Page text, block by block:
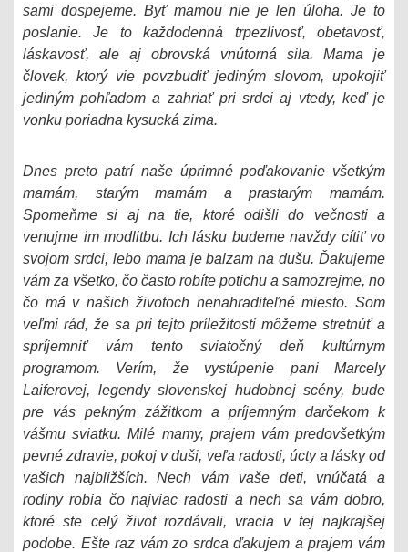
sami dospejeme. Byť mamou nie je len úloha. Je to
poslanie. Je to každodenná trpezlivosť, obetavosť,
láskavosť, ale aj obrovská vnútorná sila. Mama je
človek, ktorý vie povzbudiť jediným slovom, upokojiť
jediným pohľadom a zahriať pri srdci aj vtedy, keď je
vonku poriadna kysucká zima.
Dnes preto patrí naše úprimné poďakovanie všetkým
mamám, starým mamám a prastarým mamám.
Spomeňme si aj na tie, ktoré odišli do večnosti a
venujme im modlitbu. Ich lásku budeme navždy cítiť vo
svojom srdci, lebo mama je balzam na dušu. Ďakujeme
vám za všetko, čo často robíte potichu a samozrejme, no
čo má v našich životoch nenahraditeľné miesto. Som
veľmi rád, že sa pri tejto príležitosti môžeme stretnúť a
spríjemniť vám tento sviatočný deň kultúrnym
programom. Verím, že vystúpenie pani Marcely
Laiferovej, legendy slovenskej hudobnej scény, bude
pre vás pekným zážitkom a príjemným darčekom k
vášmu sviatku. Milé mamy, prajem vám predovšetkým
pevné zdravie, pokoj v duši, veľa radosti, úcty a lásky od
vašich najbližších. Nech vám vaše deti, vnúčatá a
rodiny robia čo najviac radosti a nech sa vám dobro,
ktoré ste celý život rozdávali, vracia v tej najkrajšej
podobe. Ešte raz vám zo srdca ďakujem a prajem vám